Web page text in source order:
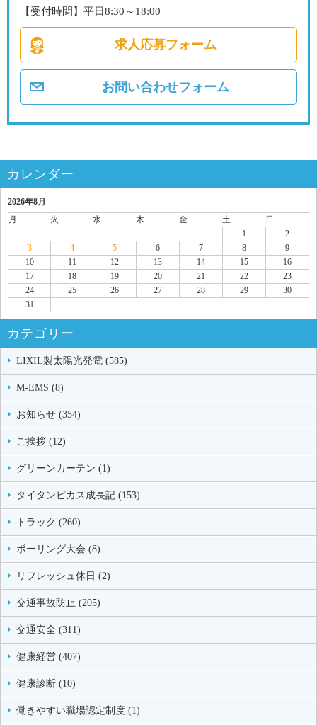
【受付時間】平日8:30～18:00
求人応募フォーム
お問い合わせフォーム
カレンダー
2026年8月
月
火 水 木 金 土
日
1
2
3
4 5 6 7 8
9
10
11 12 13 14 15
16
17
18 19 20 21 22
23
24
25 26 27 28 29
30
31
カテゴリー
LIXIL製太陽光発電 (585)
M-EMS (8)
お知らせ (354)
ご挨拶 (12)
グリーンカーテン (1)
タイタンビカス成長記 (153)
トラック (260)
ボーリング大会 (8)
リフレッシュ休日 (2)
交通事故防止 (205)
交通安全 (311)
健康経営 (407)
健康診断 (10)
働きやすい職場認定制度 (1)